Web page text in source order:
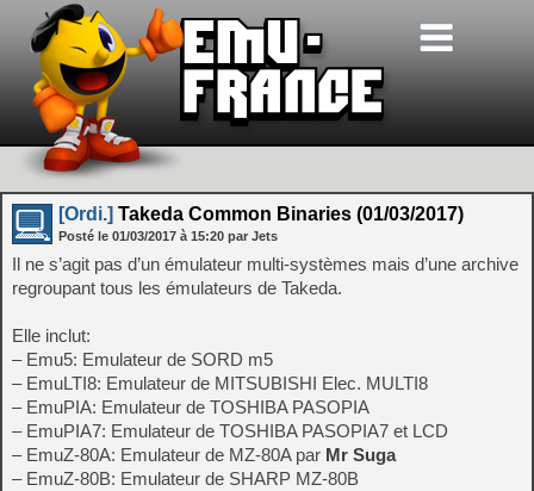
[Ordi.] Takeda Common Binaries (01/03/2017)
Posté le 01/03/2017 à 15:20 par Jets
Il ne s’agit pas d’un émulateur multi-systèmes mais d’une archive
regroupant tous les émulateurs de Takeda.
Elle inclut:
– Emu5: Emulateur de SORD m5
– EmuLTI8: Emulateur de MITSUBISHI Elec. MULTI8
– EmuPIA: Emulateur de TOSHIBA PASOPIA
– EmuPIA7: Emulateur de TOSHIBA PASOPIA7 et LCD
– EmuZ-80A: Emulateur de MZ-80A par Mr Suga
– EmuZ-80B: Emulateur de SHARP MZ-80B